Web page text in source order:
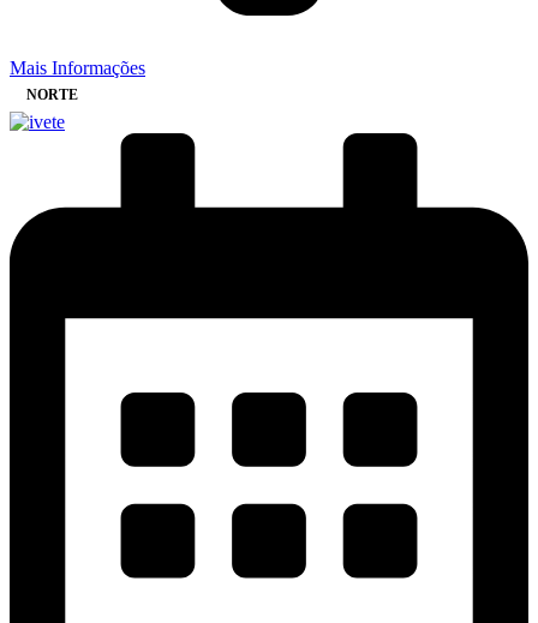
Mais Informações
NORTE